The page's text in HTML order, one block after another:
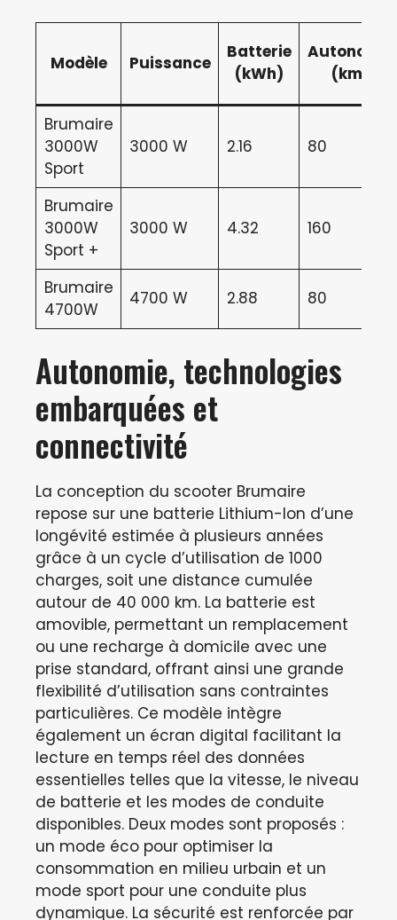
Modèle Puissance
Batterie
(kWh)
Autonomie
(km)
Brumaire
3000W
Sport
3000 W 2.16 80
Brumaire
3000W
Sport +
3000 W 4.32 160
Brumaire
4700W
4700 W 2.88 80
Autonomie, technologies
embarquées et
connectivité
La conception du scooter Brumaire
repose sur une batterie Lithium-Ion d’une
longévité estimée à plusieurs années
grâce à un cycle d’utilisation de 1000
charges, soit une distance cumulée
autour de 40 000 km. La batterie est
amovible, permettant un remplacement
ou une recharge à domicile avec une
prise standard, offrant ainsi une grande
flexibilité d’utilisation sans contraintes
particulières. Ce modèle intègre
également un écran digital facilitant la
lecture en temps réel des données
essentielles telles que la vitesse, le niveau
de batterie et les modes de conduite
disponibles. Deux modes sont proposés :
un mode éco pour optimiser la
consommation en milieu urbain et un
mode sport pour une conduite plus
dynamique. La sécurité est renforcée par